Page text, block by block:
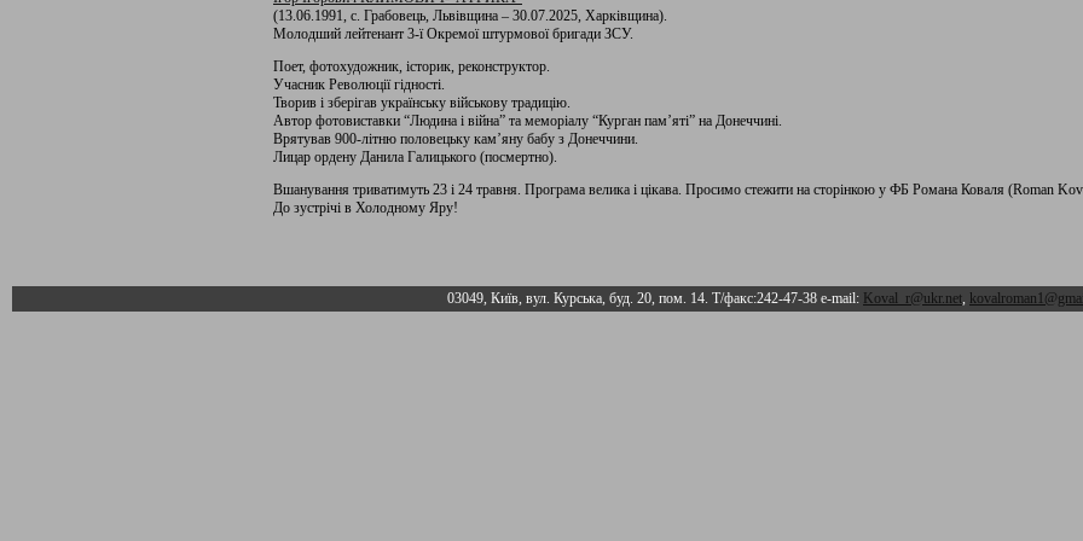
(13.06.1991, с. Грабовець, Львівщина – 30.07.2025, Харківщина).
Молодший лейтенант 3-ї Окремої штурмової бригади ЗСУ.
Поет, фотохудожник, історик, реконструктор.
Учасник Революції гідності.
Творив і зберігав українську військову традицію.
Автор фотовиставки “Людина і війна” та меморіалу “Курган пам’яті” на Донеччині.
Врятував 900-літню половецьку кам’яну бабу з Донеччини.
Лицар ордену Данила Галицького (посмертно).
Вшанування триватимуть 23 і 24 травня. Програма велика і цікава. Просимо стежити на сторінкою у ФБ Романа Коваля (Roman
До зустрічі в Холодному Яру!
03049, Київ, вул. Курська, буд. 20, пом. 14. Т/факс:242-47-38 e-mail: Koval_r@ukr.net,